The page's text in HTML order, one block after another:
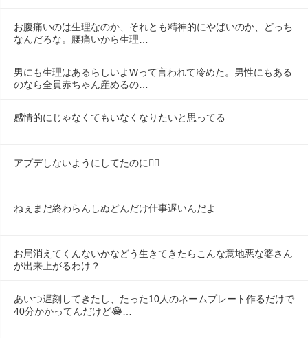
お腹痛いのは生理なのか、それとも精神的にやばいのか、どっち
なんだろな。腰痛いから生理…
男にも生理はあるらしいよWって言われて冷めた。男性にもある
のなら全員赤ちゃん産めるの…
感情的にじゃなくてもいなくなりたいと思ってる
アプデしないようにしてたのに😶‍🌫️
ねぇまだ終わらんしぬどんだけ仕事遅いんだよ
お局消えてくんないかなどう生きてきたらこんな意地悪な婆さん
が出来上がるわけ？
あいつ遅刻してきたし、たった10人のネームプレート作るだけで
40分かかってんだけど😂…